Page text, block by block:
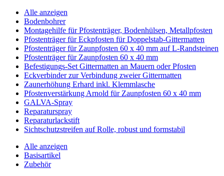
Alle anzeigen
Bodenbohrer
Montagehilfe für Pfostenträger, Bodenhülsen, Metallpfosten
Pfostenträger für Eckpfosten für Doppelstab-Gittermatten
Pfostenträger für Zaunpfosten 60 x 40 mm auf L-Randsteinen
Pfostenträger für Zaunpfosten 60 x 40 mm
Befestigungs-Set Gittermatten an Mauern oder Pfosten
Eckverbinder zur Verbindung zweier Gittermatten
Zaunerhöhung Erhard inkl. Klemmlasche
Pfostenverstärkung Arnold für Zaunpfosten 60 x 40 mm
GALVA-Spray
Reparaturspray
Reparaturlackstift
Sichtschutzstreifen auf Rolle, robust und formstabil
Alle anzeigen
Basisartikel
Zubehör